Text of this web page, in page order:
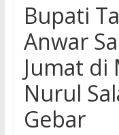
Bupati
Anwar
Jumat di
Nurul
Gebar